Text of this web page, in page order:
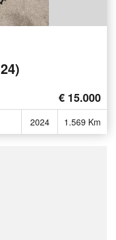
€ 15.000
2024 1.569 Km